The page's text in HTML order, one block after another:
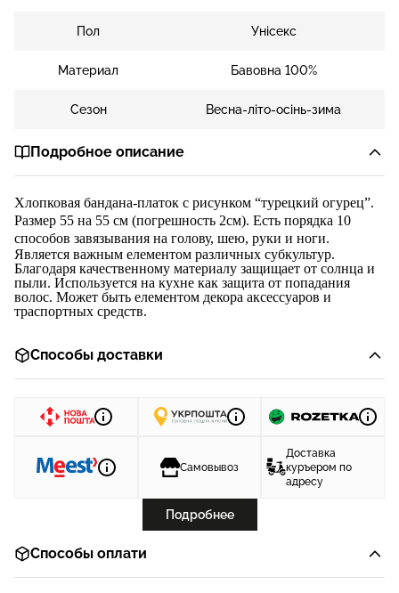
Пол Унісекс
Материал Бавовна 100%
Сезон Весна-літо-осінь-зима
Подробное описание
Хлопковая бандана-платок с рисунком “турецкий огурец”.
Размер 55 на 55 см (погрешность 2см). Есть порядка 10
способов завязывания на голову, шею, руки и ноги.
Является важным елементом различных субкультур.
Благодаря качественному материалу защищает от солнца и
пыли. Используется на кухне как защита от попадания
волос. Может быть елементом декора аксессуаров и
траспортных средств.
Способы доставки
Самовывоз
Доставка
куръером по
адресу
Подробнее
Способы оплати